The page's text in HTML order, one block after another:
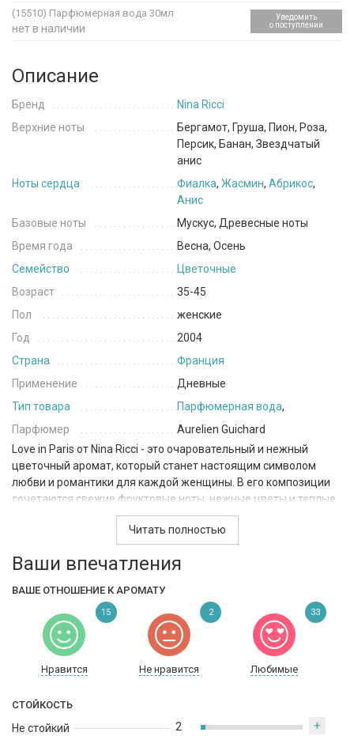
(15510) Парфюмерная вода 30мл
нет в наличии
Уведомить
о поступлении
Описание
Бренд
Nina Ricci
Верхние ноты
Бергамот, Груша, Пион, Роза,
Персик, Банан, Звездчатый
анис
Ноты сердца
Фиалка, Жасмин, Абрикос,
Анис
Базовые ноты
Мускус, Древесные ноты
Время года
Весна, Осень
Семейство
Цветочные
Возраст
35-45
Пол
женские
Год
2004
Страна
Франция
Применение
Дневные
Тип товара
Парфюмерная вода,
Парфюмер
Aurelien Guichard
Love in Paris от Nina Ricci - это очаровательный и нежный
цветочный аромат, который станет настоящим символом
любви и романтики для каждой женщины. В его композиции
сочетаются свежие фруктовые ноты, нежные цветы и теплые,
В верхних нотах присутствуют сладкие и сочные ароматы
банана, груши и персика, которые дополняются бергамотом,
впечатления.
Ноты сердца продолжают тему цветочной композиции, с
добавлением фиалки, жасмина, абрикоса и бергамота. Анис
усиливает сладость аромата, добавляя ему некоторого
шарма.
В базовых нотах присутствуют древесные и мускусные ноты,
которые придают аромату глубину и стойкость. Эти ноты
Читать полностью
Ваши впечатления
ВАШЕ ОТНОШЕНИЕ К АРОМАТУ
Нравится Не нравится Любимые
15 2 33
СТОЙКОСТЬ
Не стойкий
2 +